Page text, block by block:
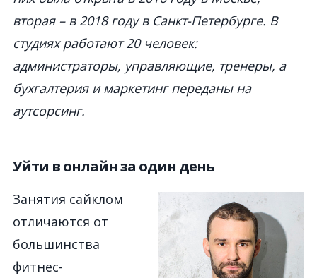
вторая – в 2018 году в Санкт-Петербурге. В
студиях работают 20 человек:
администраторы, управляющие, тренеры, а
бухгалтерия и маркетинг переданы на
аутсорсинг.
Уйти в онлайн за один день
Занятия сайклом
отличаются от
большинства
фитнес-